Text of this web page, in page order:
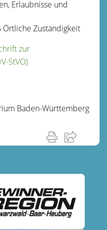
Erlaubnisse und
Örtliche Zuständigkeit
zur
StVO)
Baden-Württemberg